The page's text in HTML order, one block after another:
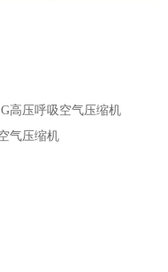
高压呼吸空气压缩机
气压缩机